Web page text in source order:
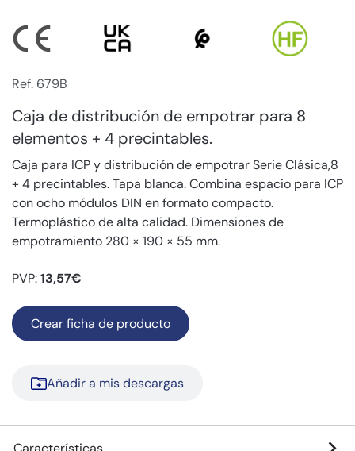
Ref. 679B
Caja de distribución de empotrar para 8
elementos + 4 precintables.
Caja para ICP y distribución de empotrar Serie Clásica,8
+ 4 precintables. Tapa blanca. Combina espacio para ICP
con ocho módulos DIN en formato compacto.
Termoplástico de alta calidad. Dimensiones de
empotramiento 280 × 190 × 55 mm.
PVP:13,57€
Crear ficha de producto
Añadir a mis descargas